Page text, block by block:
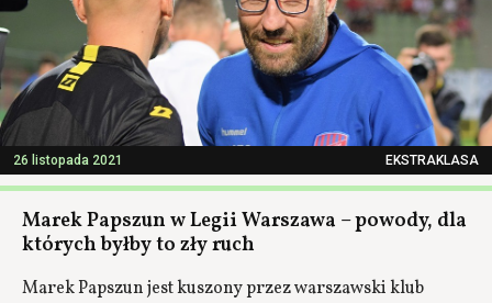
26 listopada 2021 EKSTRAKLASA
Marek Papszun w Legii Warszawa – powody, dla
których byłby to zły ruch
Marek Papszun jest kuszony przez warszawski klub